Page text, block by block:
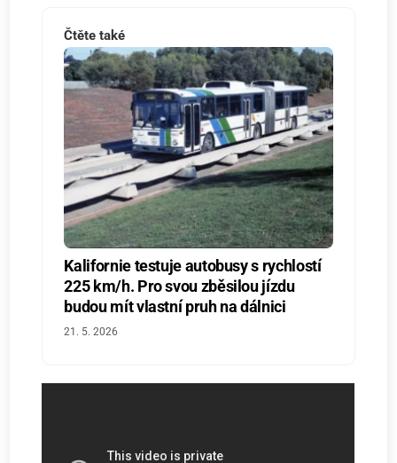
Čtěte také
Kalifornie testuje autobusy s rychlostí
225 km/h. Pro svou zběsilou jízdu
budou mít vlastní pruh na dálnici
21. 5. 2026